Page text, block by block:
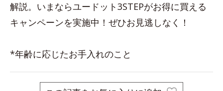
解説。いまならユードット3STEPがお得に買える
キャンペーンを実施中！ぜひお見逃しなく！
*年齢に応じたお手入れのこと